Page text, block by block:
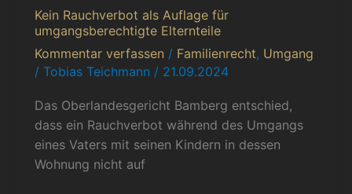
Kein Rauchverbot als Auflage für
umgangsberechtigte Elternteile
Kommentar verfassen / Familienrecht, Umgang
/ Tobias Teichmann / 21.09.2024
Das Oberlandesgericht Bamberg entschied,
dass ein Rauchverbot während des Umgangs
eines Vaters mit seinen Kindern in dessen
Wohnung nicht auf
Kein
Rauchverbot
als
Auflage
umgangsberechtigte
Elternteile